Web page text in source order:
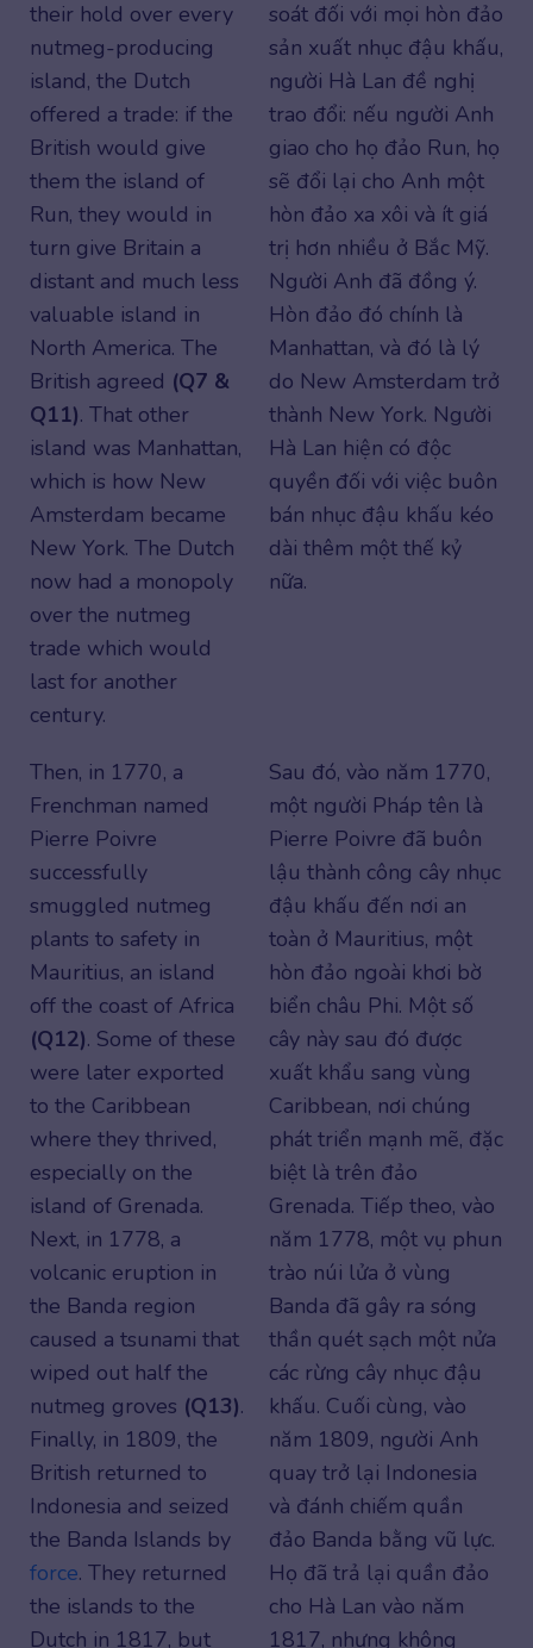
their hold over every
nutmeg-producing
island, the Dutch
offered a trade: if the
British would give
them the island of
Run, they would in
turn give Britain a
distant and much less
valuable island in
North America. The
British agreed (Q7 &
Q11). That other
island was Manhattan,
which is how New
Amsterdam became
New York. The Dutch
now had a monopoly
over the nutmeg
trade which would
last for another
century.
soát đối với mọi hòn đảo
sản xuất nhục đậu khấu,
người Hà Lan đề nghị
trao đổi: nếu người Anh
giao cho họ đảo Run, họ
sẽ đổi lại cho Anh một
hòn đảo xa xôi và ít giá
trị hơn nhiều ở Bắc Mỹ.
Người Anh đã đồng ý.
Hòn đảo đó chính là
Manhattan, và đó là lý
do New Amsterdam trở
thành New York. Người
Hà Lan hiện có độc
quyền đối với việc buôn
bán nhục đậu khấu kéo
dài thêm một thế kỷ
nữa.
Then, in 1770, a
Frenchman named
Pierre Poivre
successfully
smuggled nutmeg
plants to safety in
Mauritius, an island
off the coast of Africa
(Q12). Some of these
were later exported
to the Caribbean
where they thrived,
especially on the
island of Grenada.
Next, in 1778, a
volcanic eruption in
the Banda region
caused a tsunami that
wiped out half the
nutmeg groves (Q13).
Finally, in 1809, the
British returned to
Indonesia and seized
the Banda Islands by
force. They returned
the islands to the
Dutch in 1817, but
Sau đó, vào năm 1770,
một người Pháp tên là
Pierre Poivre đã buôn
lậu thành công cây nhục
đậu khấu đến nơi an
toàn ở Mauritius, một
hòn đảo ngoài khơi bờ
biển châu Phi. Một số
cây này sau đó được
xuất khẩu sang vùng
Caribbean, nơi chúng
phát triển mạnh mẽ, đặc
biệt là trên đảo
Grenada. Tiếp theo, vào
năm 1778, một vụ phun
trào núi lửa ở vùng
Banda đã gây ra sóng
thần quét sạch một nửa
các rừng cây nhục đậu
khấu. Cuối cùng, vào
năm 1809, người Anh
quay trở lại Indonesia
và đánh chiếm quần
đảo Banda bằng vũ lực.
Họ đã trả lại quần đảo
cho Hà Lan vào năm
1817, nhưng không